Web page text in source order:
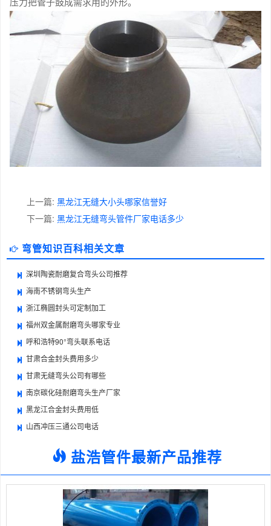
上一篇: 黑龙江无缝大小头哪家信誉好
下一篇: 黑龙江无缝弯头管件厂家电话多少
弯管知识百科相关文章
深圳陶瓷耐磨复合弯头公司推荐
海南不锈钢弯头生产
浙江椭圆封头可定制加工
福州双金属耐磨弯头哪家专业
呼和浩特90°弯头联系电话
甘肃合金封头费用多少
甘肃无缝弯头公司有哪些
南京碳化硅耐磨弯头生产厂家
黑龙江合金封头费用低
山西冲压三通公司电话
盐浩管件最新产品推荐